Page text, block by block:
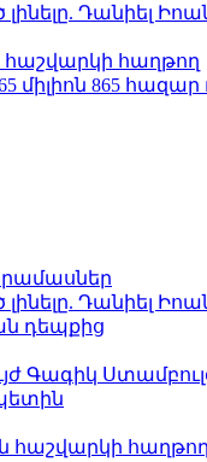
Դանիել
հաղթող
միլիոն 865
Դանիել
դեպքից
Գագիկ
հաշվարկի հաղթող